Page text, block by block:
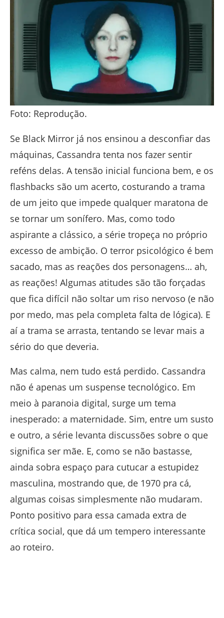
Foto: Reprodução.
Se Black Mirror já nos ensinou a desconfiar das
máquinas, Cassandra tenta nos fazer sentir
reféns delas. A tensão inicial funciona bem, e os
flashbacks são um acerto, costurando a trama
de um jeito que impede qualquer maratona de
se tornar um sonífero. Mas, como todo
aspirante a clássico, a série tropeça no próprio
excesso de ambição. O terror psicológico é bem
sacado, mas as reações dos personagens… ah,
as reações! Algumas atitudes são tão forçadas
que fica difícil não soltar um riso nervoso (e não
por medo, mas pela completa falta de lógica). E
aí a trama se arrasta, tentando se levar mais a
sério do que deveria.
Mas calma, nem tudo está perdido. Cassandra
não é apenas um suspense tecnológico. Em
meio à paranoia digital, surge um tema
inesperado: a maternidade. Sim, entre um susto
e outro, a série levanta discussões sobre o que
significa ser mãe. E, como se não bastasse,
ainda sobra espaço para cutucar a estupidez
masculina, mostrando que, de 1970 pra cá,
algumas coisas simplesmente não mudaram.
Ponto positivo para essa camada extra de
crítica social, que dá um tempero interessante
ao roteiro.